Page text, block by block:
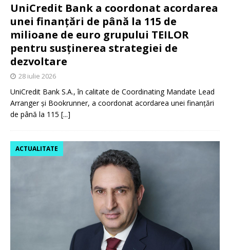
UniCredit Bank a coordonat acordarea
unei finanțări de până la 115 de
milioane de euro grupului TEILOR
pentru susținerea strategiei de
dezvoltare
28 iulie 2026
UniCredit Bank S.A., în calitate de Coordinating Mandate Lead
Arranger și Bookrunner, a coordonat acordarea unei finanțări
de până la 115 [...]
ACTUALITATE